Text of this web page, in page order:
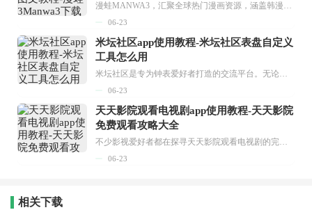
06-23
米坛社区app使用教程-米坛社区表盘自定义
工具怎么用
06-23
天天影院观看电视剧app使用教程-天天影院
免费观看攻略大全
06-23
相关下载